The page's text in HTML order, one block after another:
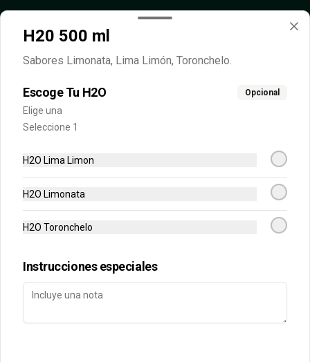
Conócenos
Contacto
Política de privacidad
Redes sociales
Instagram
Mi cuenta
Iniciar sesión
H20 500 ml
Sabores Limonata, Lima Limón, Toronchelo.
Escoge Tu H2O Opcional
Elige una
Seleccione 1
H2O Lima Limon
H2O Limonata
H2O Toronchelo
Instrucciones especiales